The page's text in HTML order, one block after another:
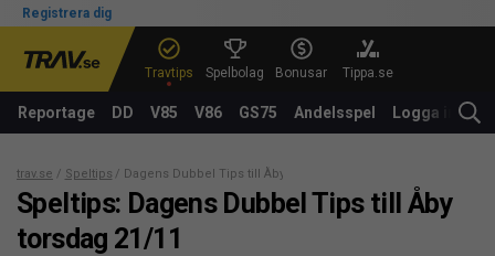
Registrera dig
Travtips Spelbolag Bonusar Tippa.se
Reportage DD V85 V86 GS75 Andelsspel Logga in
trav.se Speltips Dagens Dubbel Tips till Åby torsdag 21/11
Speltips: Dagens Dubbel Tips till Åby
torsdag 21/11